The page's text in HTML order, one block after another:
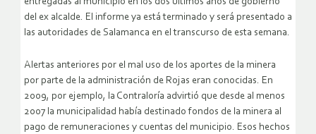
del ex alcalde. El informe ya está terminado y será presentado a
las autoridades de Salamanca en el transcurso de esta semana.
Alertas anteriores por el mal uso de los aportes de la minera
por parte de la administración de Rojas eran conocidas. En
2009, por ejemplo, la Contraloría advirtió que desde al menos
2007 la municipalidad había destinado fondos de la minera al
pago de remuneraciones y cuentas del municipio. Esos hechos